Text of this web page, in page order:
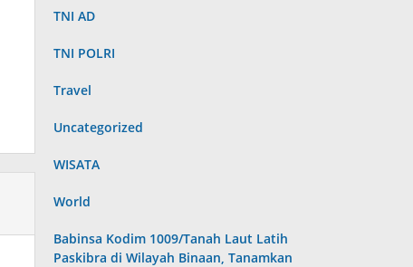
TNI AD
TNI POLRI
Travel
Uncategorized
WISATA
World
Babinsa Kodim 1009/Tanah Laut Latih
Paskibra di Wilayah Binaan, Tanamkan